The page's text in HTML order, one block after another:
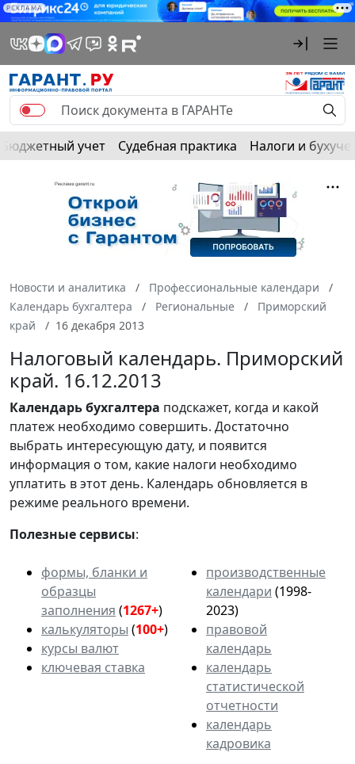
РЕКЛАМА
Бюджетный учет Судебная практика Налоги и
Новости и аналитика
Профессиональные календари
Календарь бухгалтера
Региональные
Приморский
край
16 декабря 2013
Налоговый календарь. Приморский
край. 16.12.2013
Календарьбухгалтера подскажет, когда и какой
платеж необходимо совершить. Достаточно
выбрать интересующую дату, и появится
информация о том, какие налоги необходимо
уплатить в этот день. Календарь обновляется в
режиме реального времени.
Полезные сервисы:
формы, бланки и
образцы
заполнения (1267+)
калькуляторы (100+)
курсы валют
ключевая ставка
производственные
календари (1998-
2023)
правовой
календарь
календарь
статистической
отчетности
календарь
кадровика